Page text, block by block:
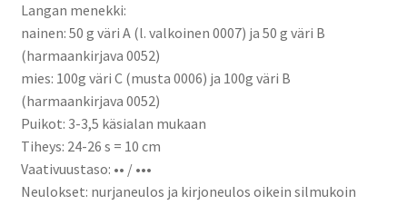
Langan menekki:
nainen: 50 g väri A (l. valkoinen 0007) ja 50 g väri B
(harmaankirjava 0052)
mies: 100g väri C (musta 0006) ja 100g väri B
(harmaankirjava 0052)
Puikot: 3-3,5 käsialan mukaan
Tiheys: 24-26 s = 10 cm
Vaativuustaso: •• / •••
Neulokset: nurjaneulos ja kirjoneulos oikein silmukoin